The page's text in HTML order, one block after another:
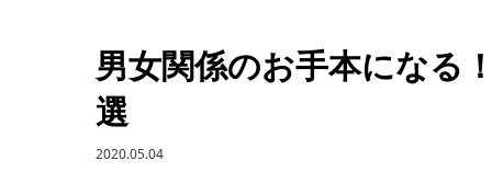
男女関係のお手本になる
選
2020.05.04